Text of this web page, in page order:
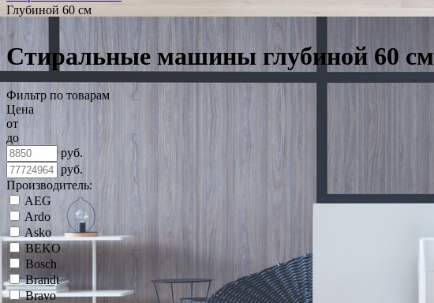
Глубиной 60 см
Стиральные машины глубиной 60 см
Фильтр по товарам
Цена
от
до
руб.
руб.
Производитель:
AEG
Ardo
Asko
BEKO
Bosch
Brandt
Bravo